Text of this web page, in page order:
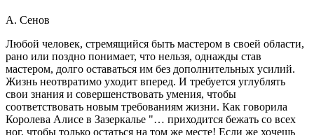
А. Сенов
Любой человек, стремящийся быть мастером в своей области,
рано или поздно понимает, что нельзя, однажды став
мастером, долго оставаться им без дополнительных усилий.
Жизнь неотвратимо уходит вперед. И требуется углублять
свои знания и совершенствовать умения, чтобы
соответствовать новым требованиям жизни. Как говорила
Королева Алисе в Зазеркалье "… приходится бежать со всех
ног, чтобы только остаться на том же месте! Если же хочешь